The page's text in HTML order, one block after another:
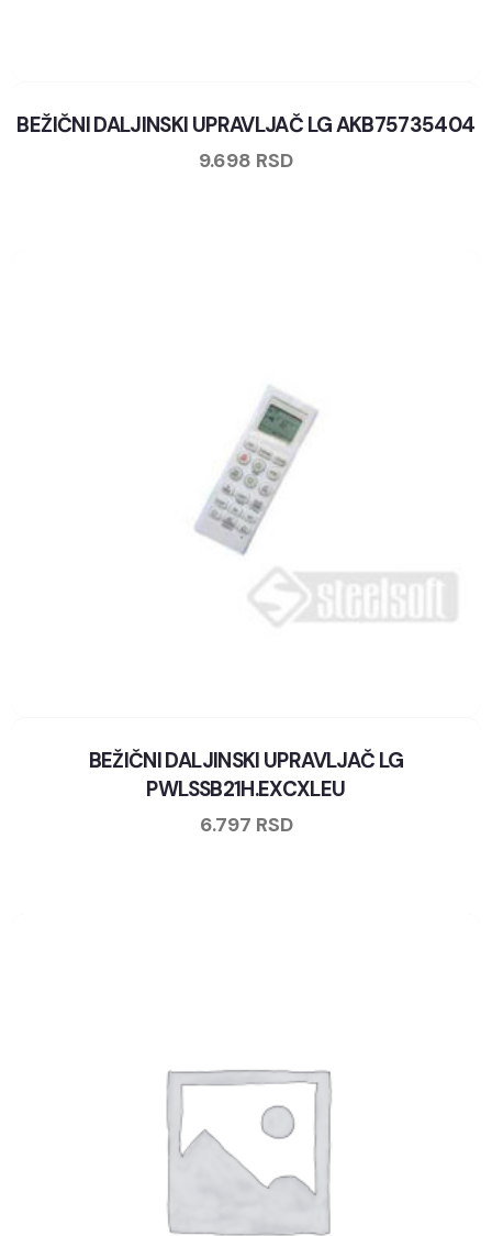
BEŽIČNI DALJINSKI UPRAVLJAČ LG AKB75735404
9.698 RSD
BEŽIČNI DALJINSKI UPRAVLJAČ LG
PWLSSB21H.EXCXLEU
6.797 RSD